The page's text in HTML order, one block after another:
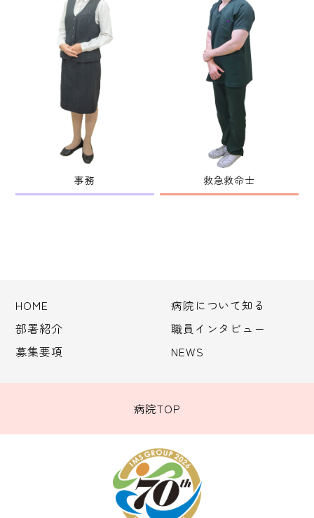
事務 救急救命士
HOME
病院について知る
部署紹介
職員インタビュー
募集要項
NEWS
病院TOP